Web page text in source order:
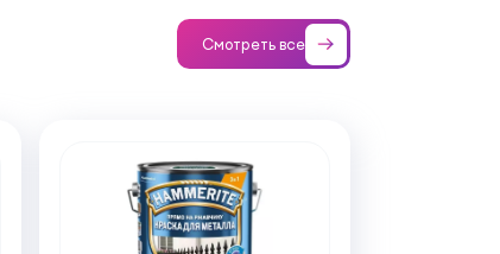
Смотреть все